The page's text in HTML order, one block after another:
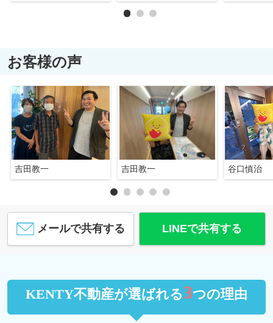
お客様の声
吉田教一 吉田教一 谷口慎治
メールで共有する LINEで共有する
KENTY不動産が選ばれる3つの理由